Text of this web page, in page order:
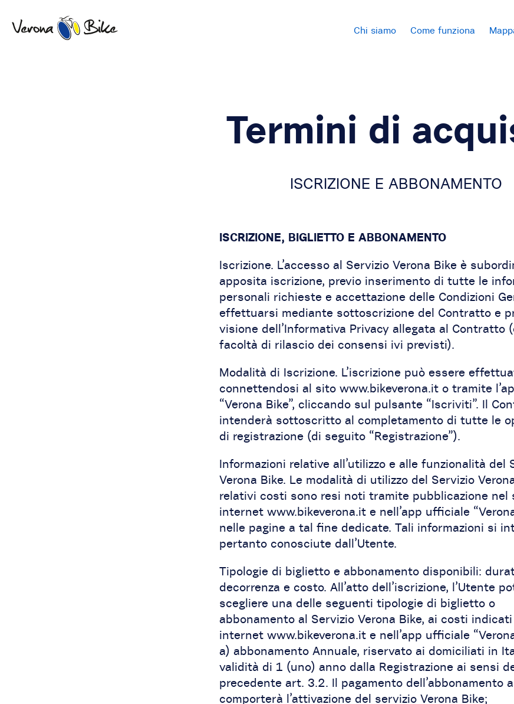
Chi siamo Come funziona
Termini di
ISCRIZIONE E ABBONAMENTO
ISCRIZIONE, BIGLIETTO E ABBONAMENTO
Iscrizione. L’accesso al Servizio Verona Bike è
apposita iscrizione, previo inserimento di tutte le
personali richieste e accettazione delle Condizioni
effettuarsi mediante sottoscrizione del Contratto e
visione dell’Informativa Privacy allegata al Contratto
facoltà di rilascio dei consensi ivi previsti).
Modalità di Iscrizione. L’iscrizione può essere
connettendosi al sito www.bikeverona.it o tramite
“Verona Bike”, cliccando sul pulsante “Iscriviti”. Il
intenderà sottoscritto al completamento di tutte le
di registrazione (di seguito “Registrazione”).
Informazioni relative all’utilizzo e alle funzionalità del
Verona Bike. Le modalità di utilizzo del Servizio
relativi costi sono resi noti tramite pubblicazione nel
internet www.bikeverona.it e nell’app ufficiale
nelle pagine a tal fine dedicate. Tali informazioni si
pertanto conosciute dall’Utente.
Tipologie di biglietto e abbonamento disponibili:
decorrenza e costo. All’atto dell’iscrizione, l’Utente
scegliere una delle seguenti tipologie di biglietto o
abbonamento al Servizio Verona Bike, ai costi
internet www.bikeverona.it e nell’app ufficiale
a) abbonamento Annuale, riservato ai domiciliati in
validità di 1 (uno) anno dalla Registrazione ai sensi
precedente art. 3.2. Il pagamento dell’abbonamento
comporterà l’attivazione del servizio Verona Bike;